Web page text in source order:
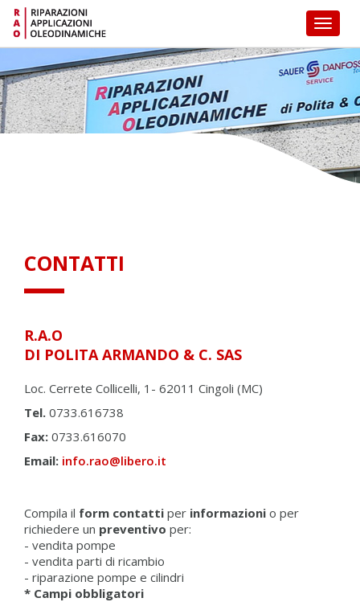
CONTATTI
R.A.O
DI POLITA ARMANDO & C. SAS
Loc. Cerrete Collicelli, 1- 62011 Cingoli (MC)
Tel. 0733.616738
Fax: 0733.616070
Email: info.rao@libero.it
Compila il form contatti per informazioni o per
richiedere un preventivo per:
- vendita pompe
- vendita parti di ricambio
- riparazione pompe e cilindri
* Campi obbligatori